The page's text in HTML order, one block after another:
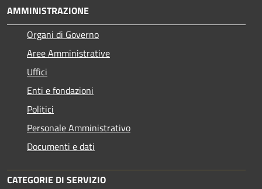
AMMINISTRAZIONE
Organi di Governo
Aree Amministrative
Uffici
Enti e fondazioni
Politici
Personale Amministrativo
Documenti e dati
CATEGORIE DI SERVIZIO